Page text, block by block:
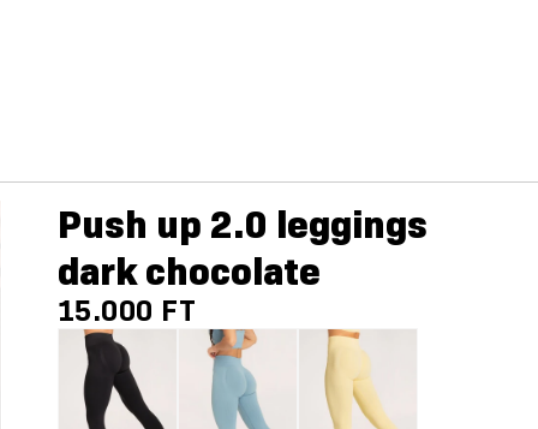
Push up 2.0 leggings
dark chocolate
15.000 FT